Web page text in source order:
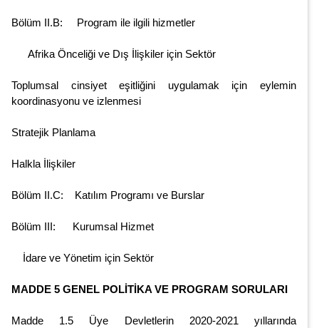
Bölüm II.B: Program ile ilgili hizmetler
Afrika Önceliği ve Dış İlişkiler için Sektör
Toplumsal cinsiyet eşitliğini uygulamak için eylemin
koordinasyonu ve izlenmesi
Stratejik Planlama
Halkla İlişkiler
Bölüm II.C: Katılım Programı ve Burslar
Bölüm III: Kurumsal Hizmet
İdare ve Yönetim için Sektör
MADDE 5 GENEL POLİTİKA VE PROGRAM SORULARI
Madde 1.5 Üye Devletlerin 2020-2021 yıllarında